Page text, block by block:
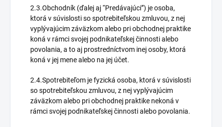
2.3.Obchodník (ďalej aj “Predávajúci”) je osoba,
ktorá v súvislosti so spotrebiteľskou zmluvou, z nej
vyplývajúcim záväzkom alebo pri obchodnej praktike
koná v rámci svojej podnikateľskej činnosti alebo
povolania, a to aj prostredníctvom inej osoby, ktorá
koná v jej mene alebo na jej účet.
2.4.Spotrebiteľom je fyzická osoba, ktorá v súvislosti
so spotrebiteľskou zmluvou, z nej vyplývajúcim
záväzkom alebo pri obchodnej praktike nekoná v
rámci svojej podnikateľskej činnosti alebo povolania.